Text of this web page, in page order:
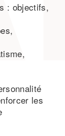
: objectifs,
les